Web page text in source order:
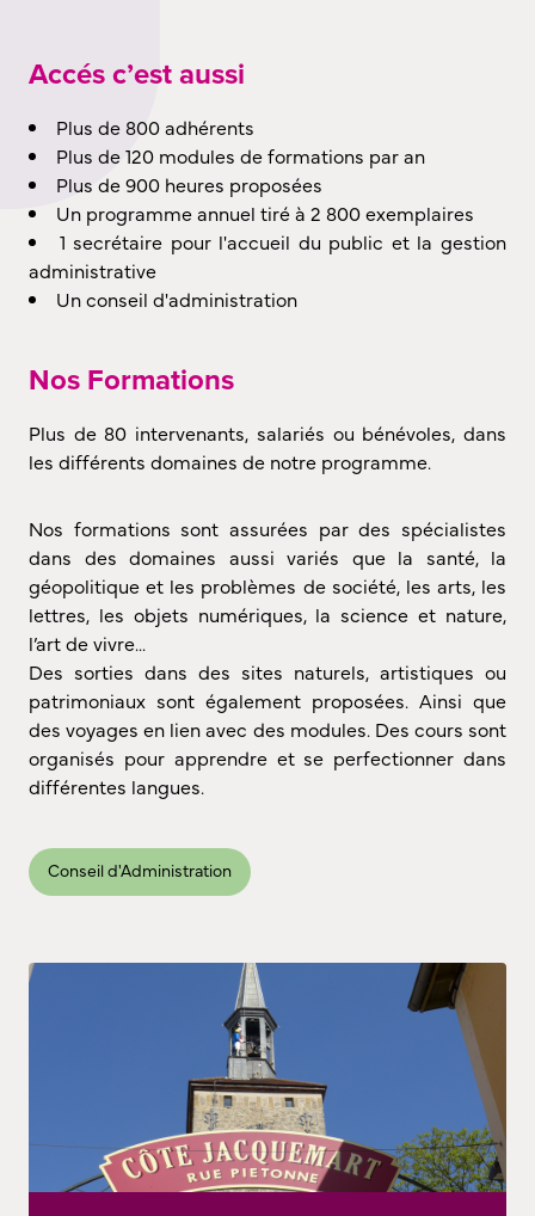
Accés c’est aussi
Plus de 800 adhérents
Plus de 120 modules de formations par an
Plus de 900 heures proposées
Un programme annuel tiré à 2 800 exemplaires
1 secrétaire pour l'accueil du public et la gestion
administrative
Un conseil d'administration
Nos Formations
Plus de 80 intervenants, salariés ou bénévoles, dans
les différents domaines de notre programme.
Nos formations sont assurées par des spécialistes
dans des domaines aussi variés que la santé, la
géopolitique et les problèmes de société, les arts, les
lettres, les objets numériques, la science et nature,
l’art de vivre...
Des sorties dans des sites naturels, artistiques ou
patrimoniaux sont également proposées. Ainsi que
des voyages en lien avec des modules. Des cours sont
organisés pour apprendre et se perfectionner dans
différentes langues.
Conseil d'Administration